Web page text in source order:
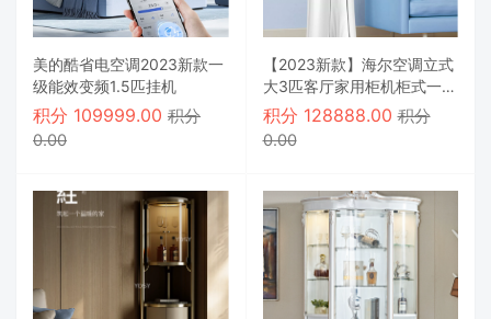
美的酷省电空调2023新款一
级能效变频1.5匹挂机
积分 109999.00 积分
0.00
【2023新款】海尔空调立式
大3匹客厅家用柜机柜式一级
能效
积分 128888.00积分
0.00